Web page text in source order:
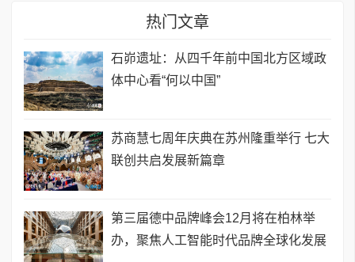
热门文章
石峁遗址：从四千年前中国北方区域政
体中心看“何以中国”
苏商慧七周年庆典在苏州隆重举行 七大
联创共启发展新篇章
第三届德中品牌峰会12月将在柏林举
办，聚焦人工智能时代品牌全球化发展